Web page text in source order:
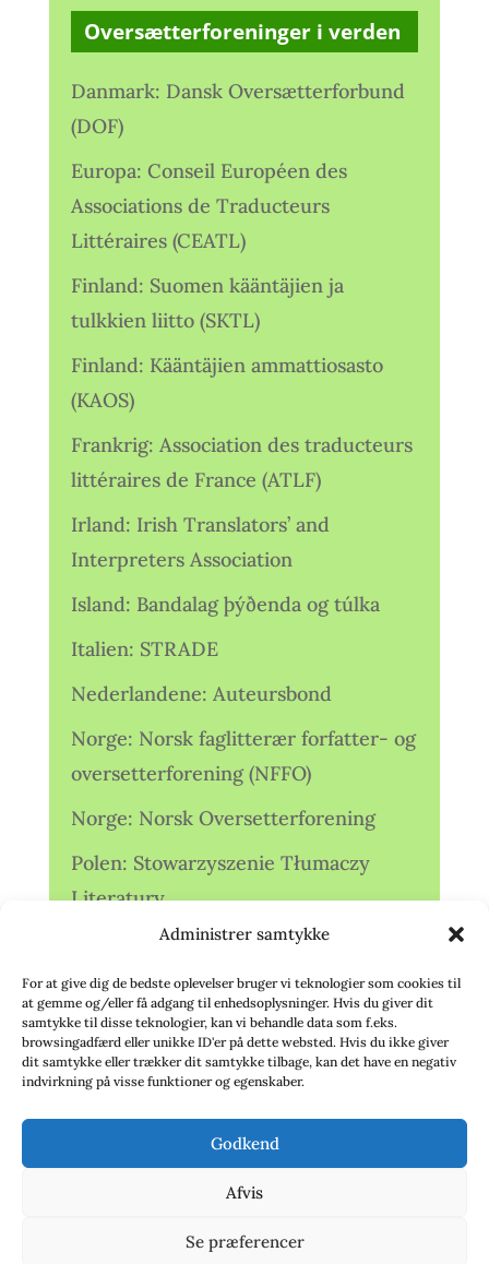
Administrer samtykke
For at give dig de bedste oplevelser bruger vi teknologier som cookies til
at gemme og/eller få adgang til enhedsoplysninger. Hvis du giver dit
samtykke til disse teknologier, kan vi behandle data som f.eks.
browsingadfærd eller unikke ID'er på dette websted. Hvis du ikke giver
dit samtykke eller trækker dit samtykke tilbage, kan det have en negativ
indvirkning på visse funktioner og egenskaber.
Godkend
Afvis
Se præferencer
Oversætterforeninger i verden
Danmark: Dansk Oversætterforbund
(DOF)
Europa: Conseil Européen des
Associations de Traducteurs
Littéraires (CEATL)
Finland: Suomen kääntäjien ja
tulkkien liitto (SKTL)
Finland: Kääntäjien ammattiosasto
(KAOS)
Frankrig: Association des traducteurs
littéraires de France (ATLF)
Irland: Irish Translators’ and
Interpreters Association
Island: Bandalag þýðenda og túlka
Italien: STRADE
Nederlandene: Auteursbond
Norge: Norsk faglitterær forfatter- og
oversetterforening (NFFO)
Norge: Norsk Oversetterforening
Polen: Stowarzyszenie Tłumaczy
Literatury
Storbritannien: Translators
Association (TA)
Sverige: Översättarsektionen (Ö.)
Sverige: Översättarcentrum (ÖC)
deutschsprachiger Übersetzer (VdÜ)
© 2020 - Babelfisken